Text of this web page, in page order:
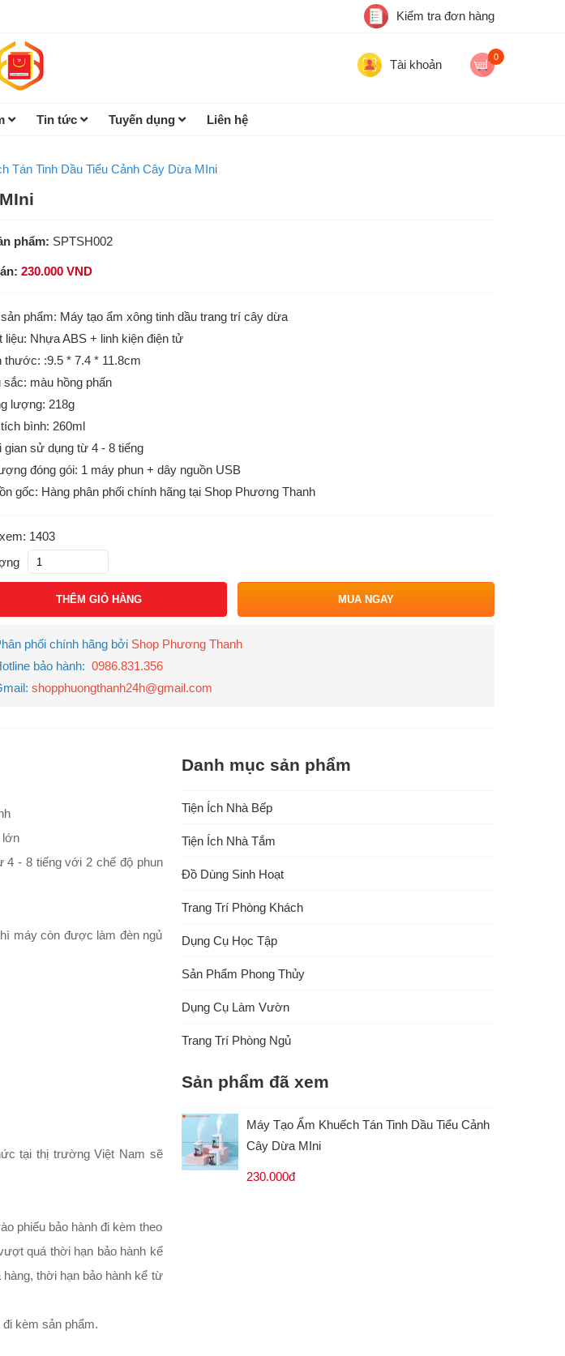
Kiểm tra đơn hàng
0
Tài khoản
Tin tức Tuyến dụng Liên hệ
Tán Tinh Dầu Tiểu Cảnh Cây Dừa MIni
phẩm: SPTSH002
230.000 VND
phẩm: Máy tạo ẩm xông tinh dầu trang trí cây dừa
liệu: Nhựa ABS + linh kiện điện tử
thước: :9.5 * 7.4 * 11.8cm
sắc: màu hồng phấn
lượng: 218g
bình: 260ml
gian sử dụng từ 4 - 8 tiếng
đóng gói: 1 máy phun + dây nguồn USB
gốc: Hàng phân phối chính hãng tại Shop Phương Thanh
1403
THÊM GIỎ HÀNG MUA NGAY
phối chính hãng bởi Shop Phương Thanh
bảo hành: 0986.831.356
shopphuongthanh24h@gmail.com
lớn
4 - 8 tiếng với 2 chế độ phun
máy còn được làm đèn ngủ
tại thị trường Việt Nam sẽ
phiếu bảo hành đi kèm theo
quá thời hạn bảo hành kể
thời hạn bảo hành kể từ
kèm sản phẩm.
Danh mục sản phẩm
Tiện Ích Nhà Bếp
Tiện Ích Nhà Tắm
Đồ Dùng Sinh Hoạt
Trang Trí Phòng Khách
Dụng Cụ Học Tập
Sản Phẩm Phong Thủy
Dụng Cụ Làm Vườn
Trang Trí Phòng Ngủ
Sản phẩm đã xem
Máy Tạo Ẩm Khuếch Tán Tinh Dầu Tiểu Cảnh
Cây Dừa MIni
230.000đ